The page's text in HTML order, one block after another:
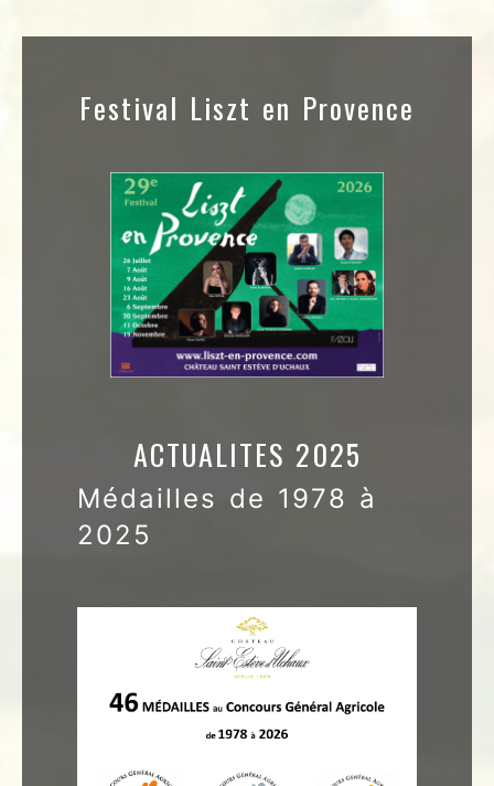
Festival Liszt en Provence
ACTUALITES 2025
Médailles de 1978 à
2025